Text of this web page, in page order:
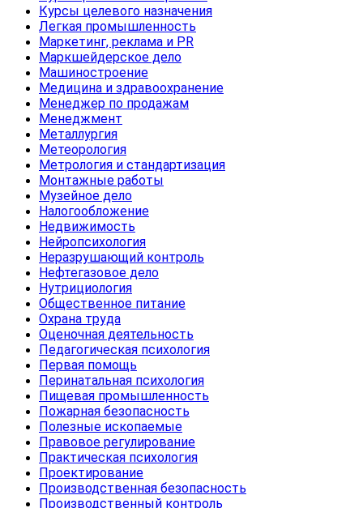
Курсы целевого назначения
Легкая промышленность
Маркетинг, реклама и PR
Маркшейдерское дело
Машиностроение
Медицина и здравоохранение
Менеджер по продажам
Менеджмент
Металлургия
Метеорология
Метрология и стандартизация
Монтажные работы
Музейное дело
Налогообложение
Недвижимость
Нейропсихология
Неразрушающий контроль
Нефтегазовое дело
Нутрициология
Общественное питание
Охрана труда
Оценочная деятельность
Педагогическая психология
Первая помощь
Перинатальная психология
Пищевая промышленность
Пожарная безопасность
Полезные ископаемые
Правовое регулирование
Практическая психология
Проектирование
Производственная безопасность
Производственный контроль